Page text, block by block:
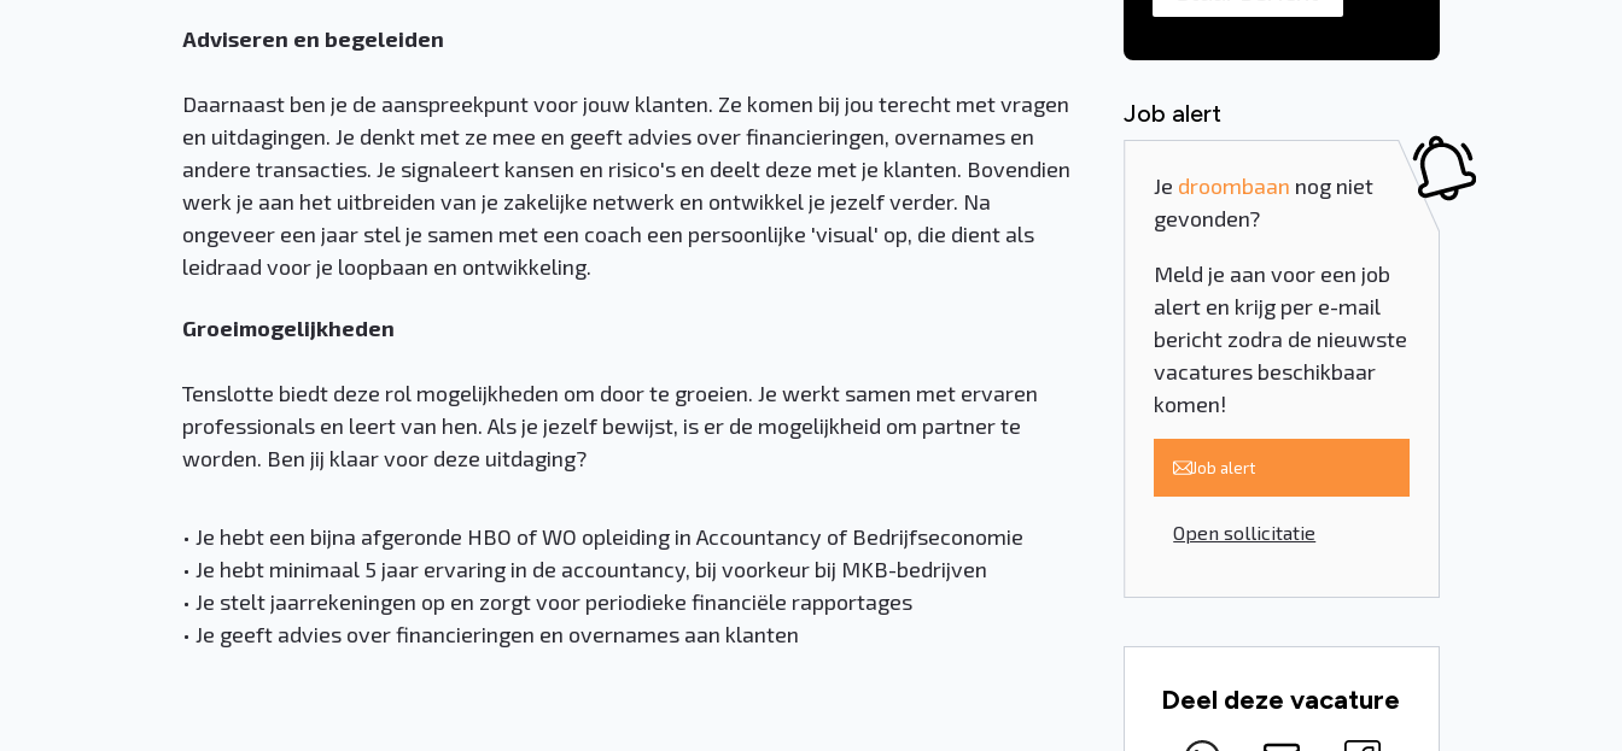
Adviseren en begeleiden
Daarnaast ben je de aanspreekpunt voor jouw klanten. Ze komen bij jou terecht met vragen
en uitdagingen. Je denkt met ze mee en geeft advies over financieringen, overnames en
andere transacties. Je signaleert kansen en risico's en deelt deze met je klanten. Bovendien
werk je aan het uitbreiden van je zakelijke netwerk en ontwikkel je jezelf verder. Na
ongeveer een jaar stel je samen met een coach een persoonlijke 'visual' op, die dient als
leidraad voor je loopbaan en ontwikkeling.
Groeimogelijkheden
Tenslotte biedt deze rol mogelijkheden om door te groeien. Je werkt samen met ervaren
professionals en leert van hen. Als je jezelf bewijst, is er de mogelijkheid om partner te
worden. Ben jij klaar voor deze uitdaging?
• Je hebt een bijna afgeronde HBO of WO opleiding in Accountancy of Bedrijfseconomie
• Je hebt minimaal 5 jaar ervaring in de accountancy, bij voorkeur bij MKB-bedrijven
• Je stelt jaarrekeningen op en zorgt voor periodieke financiële rapportages
• Je geeft advies over financieringen en overnames aan klanten
Job alert
Je droombaan nog niet
gevonden?
Meld je aan voor een job
alert en krijg per e-mail
bericht zodra de nieuwste
vacatures beschikbaar
komen!
Job alert
Open sollicitatie
Deel deze vacature